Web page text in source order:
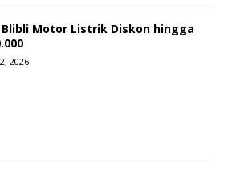
Blibli Motor Listrik Diskon hingga
2026